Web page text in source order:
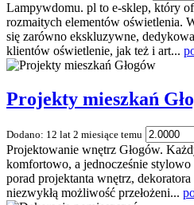
Lampywdomu. pl to e-sklep, który
rozmaitych elementów oświetlenia.
się zarówno ekskluzywne,
klientów oświetlenie, jak też i art...
Projekty mieszkań
Dodano: 12 lat 2 miesiące temu
Projektowanie wnętrz Głogów.
komfortowo, a jednocześnie
porad projektanta wnętrz,
niezwykłą możliwość przełożeni...